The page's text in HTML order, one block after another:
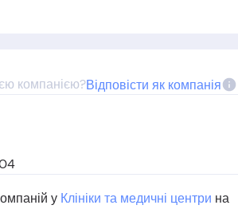
компанією?Відповісти як компанія
у Клініки та медичні центри на